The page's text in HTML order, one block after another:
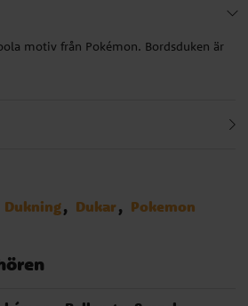
motiv från Pokémon. Bordsduken är
Dukning Dukar Pokemon